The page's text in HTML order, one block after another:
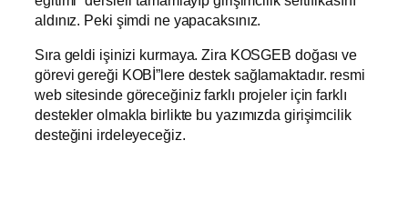
aldınız. Peki şimdi ne yapacaksınız.
Sıra geldi işinizi kurmaya. Zira KOSGEB doğası ve
görevi gereği KOBİ”lere destek sağlamaktadır. resmi
web sitesinde göreceğiniz farklı projeler için farklı
destekler olmakla birlikte bu yazımızda girişimcilik
desteğini irdeleyeceğiz.